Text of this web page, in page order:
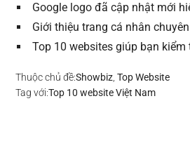
Google logo đã cập nhật mới
Giới thiệu trang cá nhân
Top 10 websites giúp bạn kiểm
Thuộc chủ đề:Showbiz ,Top Website
Tag với:Top 10 website Việt Nam